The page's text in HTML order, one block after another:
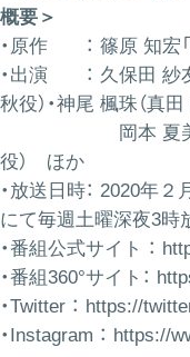
概要＞
・原作 ： 篠原 知宏「
・出演 ： 久保田 紗友
秋役）・神尾 楓珠（真田
岡本 夏美（高鳥
役） ほか
・放送日時： 2020年
にて毎週土曜深夜3時
・番組公式サイト ：
・番組360°サイト：
・Twitter ： https://
・Instagram ： https://